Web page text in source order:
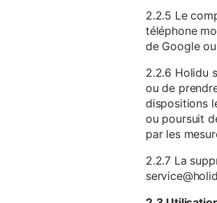
2.2.5 Le
téléphone
de Google
2.2.6 Holidu
ou de
dispositions
ou poursuit
par les
2.2.7 La